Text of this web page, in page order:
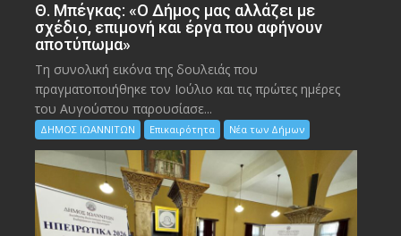
Θ. Μπέγκας: «Ο Δήμος μας αλλάζει με
σχέδιο, επιμονή και έργα που αφήνουν
αποτύπωμα»
Τη συνολική εικόνα της δουλειάς που
πραγματοποιήθηκε τον Ιούλιο και τις πρώτες ημέρες
του Αυγούστου παρουσίασε...
ΔΗΜΟΣ ΙΩΑΝΝΙΤΩΝ Επικαιρότητα Νέα των Δήμων